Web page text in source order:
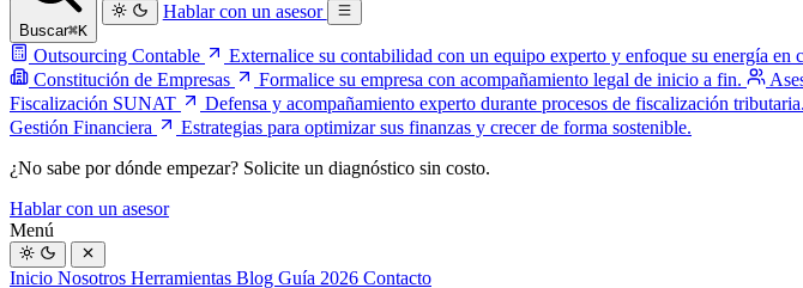
Buscar⌘K
Hablar con un asesor
Outsourcing Contable Externalice su contabilidad con un equipo experto y enfoque su energía en
Constitución de Empresas
Formalice su empresa con acompañamiento legal de inicio a fin.
Fiscalización SUNAT
Defensa y acompañamiento experto durante procesos de fiscalización tributaria.
Gestión Financiera
Estrategias para optimizar sus finanzas y crecer de forma sostenible.
¿No sabe por dónde empezar? Solicite un diagnóstico sin costo.
Hablar con un asesor
Menú
Inicio Nosotros Herramientas Blog Guía 2026 Contacto